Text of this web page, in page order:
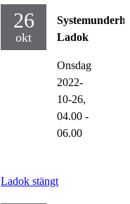
26
okt
Ladok
Onsdag
2022-
10-26,
04.00 -
06.00
Ladok stängt